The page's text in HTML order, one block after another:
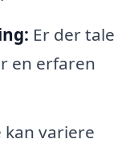
Er der tale
en erfaren
kan variere